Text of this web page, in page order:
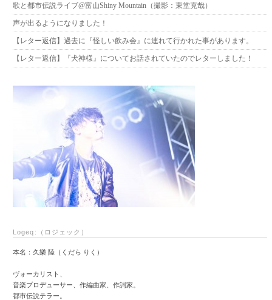
歌と都市伝説ライブ@富山Shiny Mountain（撮影：東堂克哉）
声が出るようになりました！
【レター返信】過去に『怪しい飲み会』に連れて行かれた事があります。
【レター返信】『犬神様』についてお話されていたのでレターしました！
Logeq:（ロジェック）
本名：久樂 陸（くだら りく）
ヴォーカリスト、
音楽プロデューサー、作編曲家、作詞家。
都市伝説テラー。